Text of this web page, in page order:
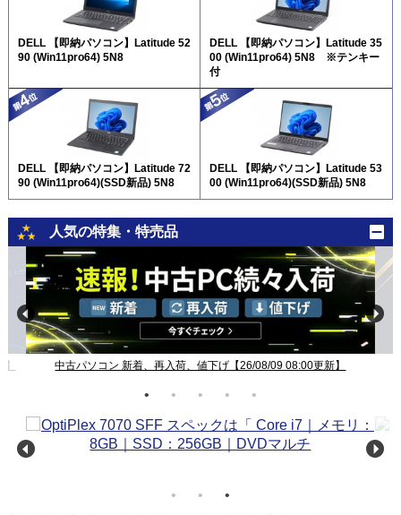
DELL 【即納パソコン】Latitude 52
90 (Win11pro64) 5N8
DELL 【即納パソコン】Latitude 35
00 (Win11pro64) 5N8 ※テンキー
付
DELL 【即納パソコン】Latitude 72
90 (Win11pro64)(SSD新品) 5N8
DELL 【即納パソコン】Latitude 53
00 (Win11pro64)(SSD新品) 5N8
人気の特集・特売品
中古パソコン 新着、再入荷、値下げ【26/08/09 08:00更新】